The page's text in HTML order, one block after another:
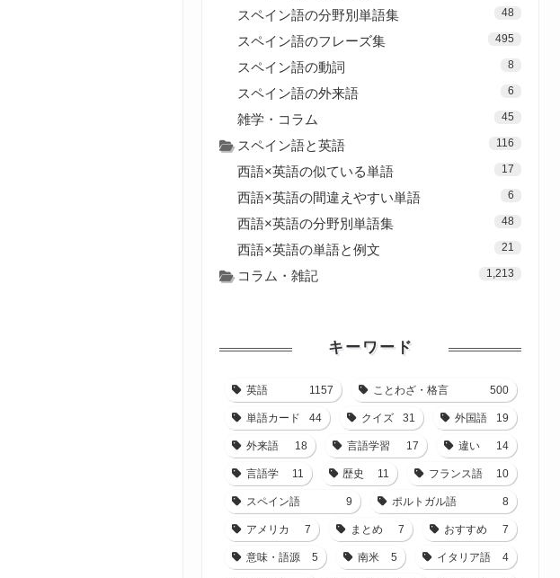
スペイン語の分野別単語集 48
スペイン語のフレーズ集 495
スペイン語の動詞 8
スペイン語の外来語 6
雑学・コラム 45
スペイン語と英語 116
西語×英語の似ている単語 17
西語×英語の間違えやすい単語 6
西語×英語の分野別単語集 48
西語×英語の単語と例文 21
コラム・雑記 1,213
キーワード
英語 1157 ことわざ・格言 500
単語カード 44 クイズ 31 外国語 19
外来語 18 言語学習 17 違い 14
言語学 11 歴史 11 フランス語 10
スペイン語 9 ポルトガル語 8
アメリカ 7 まとめ 7 おすすめ 7
意味・語源 5 南米 5 イタリア語 4